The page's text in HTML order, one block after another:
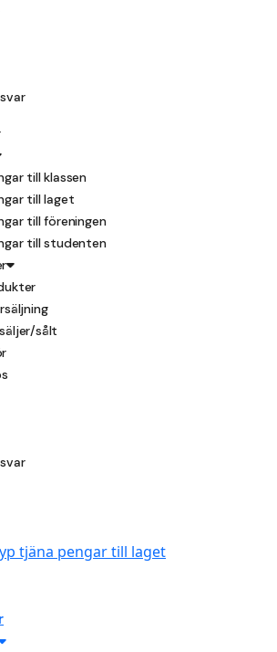
till klassen
till laget
till föreningen
till studenten
sålt